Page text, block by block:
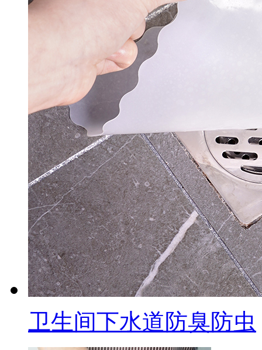
卫生间下水道防臭防虫